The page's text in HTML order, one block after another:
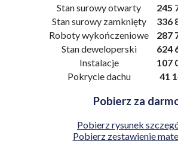
Stan surowy otwarty
245
Stan surowy zamknięty
336
Roboty wykończeniowe
287
Stan deweloperski
624
Instalacje
107
Pokrycie dachu
41
Pobierz za
Pobierz rysunek
Pobierz zestawienie